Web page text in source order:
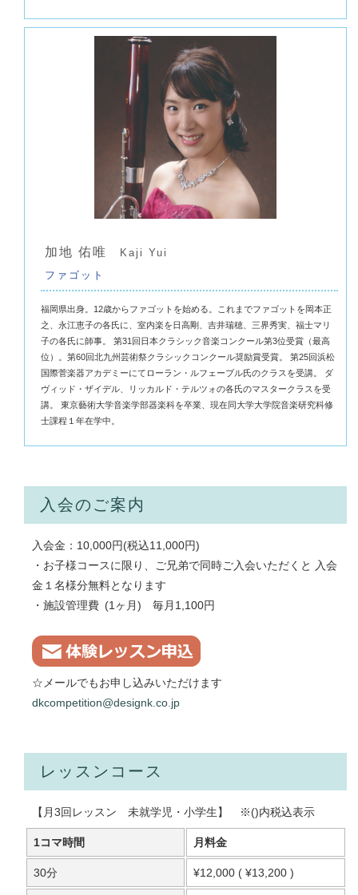
加地 佑唯
Kaji Yui
ファゴット
福岡県出身。12歳からファゴットを始める。これまでファゴットを岡本正
之、永江恵子の各氏に、室内楽を日高剛、吉井瑞穂、三界秀実、福士マリ
子の各氏に師事。 第31回日本クラシック音楽コンクール第3位受賞（最高
位）。第60回北九州芸術祭クラシックコンクール奨励賞受賞。 第25回浜松
国際菅楽器アカデミーにてローラン・ルフェーブル氏のクラスを受講。 ダ
ヴィッド・ザイデル、リッカルド・テルツォの各氏のマスタークラスを受
講。 東京藝術大学音楽学部器楽科を卒業、現在同大学大学院音楽研究科修
士課程１年在学中。
入会のご案内
入会金：10,000円(税込11,000円)
・お子様コースに限り、ご兄弟で同時ご入会いただくと 入会
金１名様分無料となります
・施設管理費 (1ヶ月) 毎月1,100円
☆メールでもお申し込みいただけます
dkcompetition@designk.co.jp
レッスンコース
【月3回レッスン 未就学児・小学生】 ※()内税込表示
1コマ時間 月料金
30分 ¥12,000 ( ¥13,200 )